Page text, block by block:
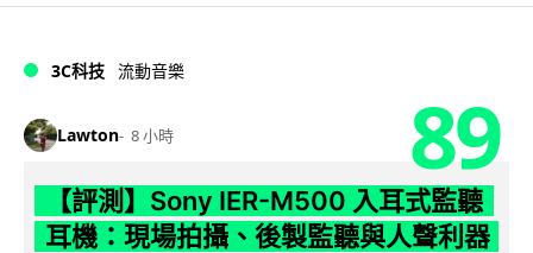
3C科技 流動音樂
Lawton 8 小時 89
【評測】Sony IER-M500 入耳式監聽
耳機：現場拍攝、後製監聽與人聲利器